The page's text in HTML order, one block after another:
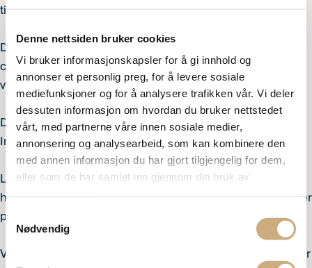
Denne nettsiden bruker cookies
Vi bruker informasjonskapsler for å gi innhold og
annonser et personlig preg, for å levere sosiale
mediefunksjoner og for å analysere trafikken vår. Vi deler
dessuten informasjon om hvordan du bruker nettstedet
vårt, med partnerne våre innen sosiale medier,
annonsering og analysearbeid, som kan kombinere den
med annen informasjon du har gjort tilgjengelig for dem,
eller som de har samlet inn gjennom din bruk av
Samtykkevalg
Nødvendig
tillatelse.
Dette nettstedet bruker forskjellige typer cookies. Noen
cookies er lagt inn av tredjeparts tjenester som vises på
våre sider.
Du kan endre eller oppheve ditt samtykke via
Informasjonskapselerkæring på nettstedet vårt.
Les våre Retningslinjer for personvern for å lære mer om
hvem vi er, hvordan du kan nå oss og hvordan vi behandler
personlig data.
Vennligst oppgi din samtykke-ID og dato for henvendelser